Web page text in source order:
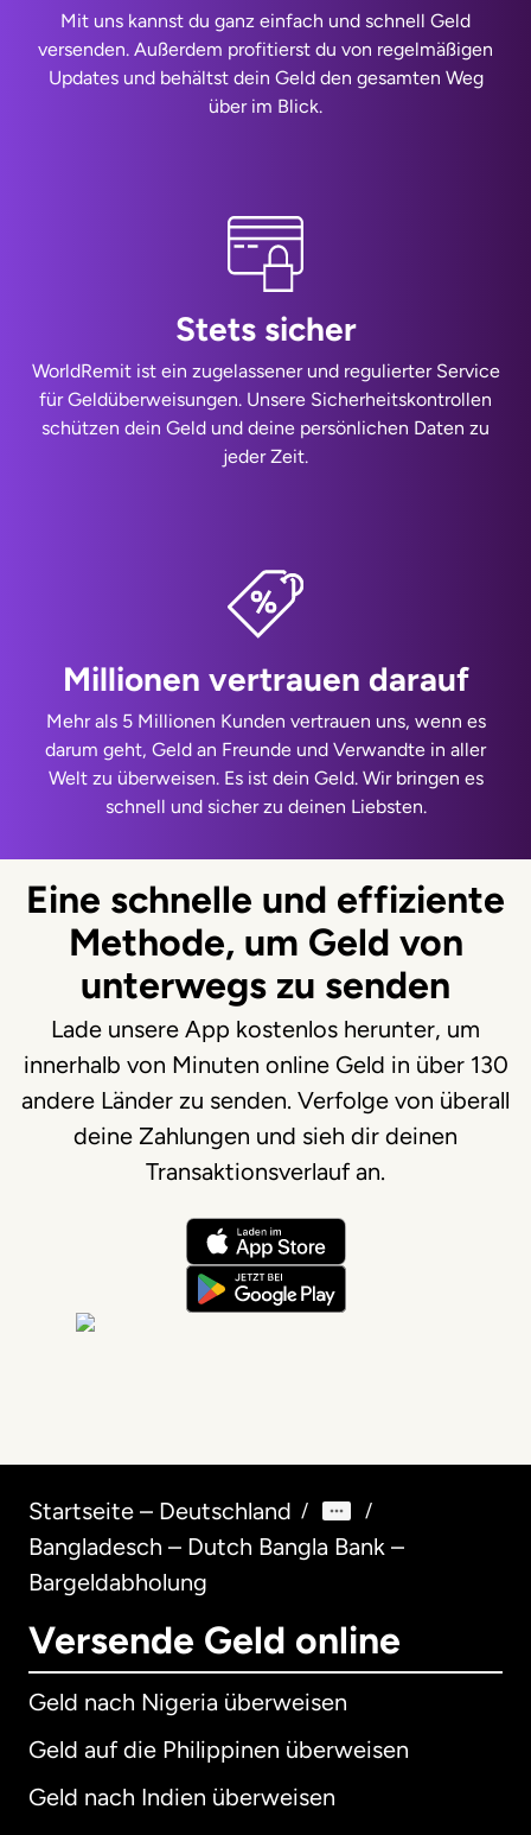
Mit uns kannst du ganz einfach und schnell Geld
versenden. Außerdem profitierst du von regelmäßigen
Updates und behältst dein Geld den gesamten Weg
über im Blick.
Stets sicher
WorldRemit ist ein zugelassener und regulierter Service
für Geldüberweisungen. Unsere Sicherheitskontrollen
schützen dein Geld und deine persönlichen Daten zu
jeder Zeit.
Millionen vertrauen darauf
Mehr als 5 Millionen Kunden vertrauen uns, wenn es
darum geht, Geld an Freunde und Verwandte in aller
Welt zu überweisen. Es ist dein Geld. Wir bringen es
schnell und sicher zu deinen Liebsten.
Eine schnelle und effiziente
Methode, um Geld von
unterwegs zu senden
Lade unsere App kostenlos herunter, um
innerhalb von Minuten online Geld in über 130
andere Länder zu senden. Verfolge von überall
deine Zahlungen und sieh dir deinen
Transaktionsverlauf an.
Startseite – Deutschland / /
Bangladesch – Dutch Bangla Bank –
Bargeldabholung
Versende Geld online
Geld nach Nigeria überweisen
Geld auf die Philippinen überweisen
Geld nach Indien überweisen